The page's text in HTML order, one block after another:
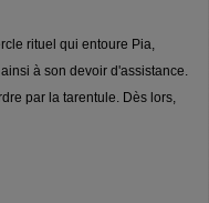
rituel qui entoure Pia,
à son devoir d'assistance.
par la tarentule. Dès lors,